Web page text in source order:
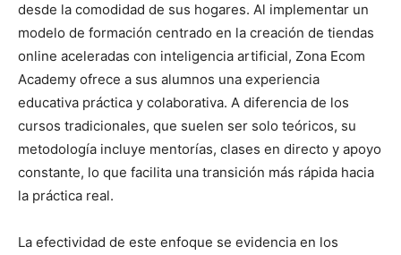
desde la comodidad de sus hogares. Al implementar un
modelo de formación centrado en la creación de tiendas
online aceleradas con inteligencia artificial, Zona Ecom
Academy ofrece a sus alumnos una experiencia
educativa práctica y colaborativa. A diferencia de los
cursos tradicionales, que suelen ser solo teóricos, su
metodología incluye mentorías, clases en directo y apoyo
constante, lo que facilita una transición más rápida hacia
la práctica real.
La efectividad de este enfoque se evidencia en los